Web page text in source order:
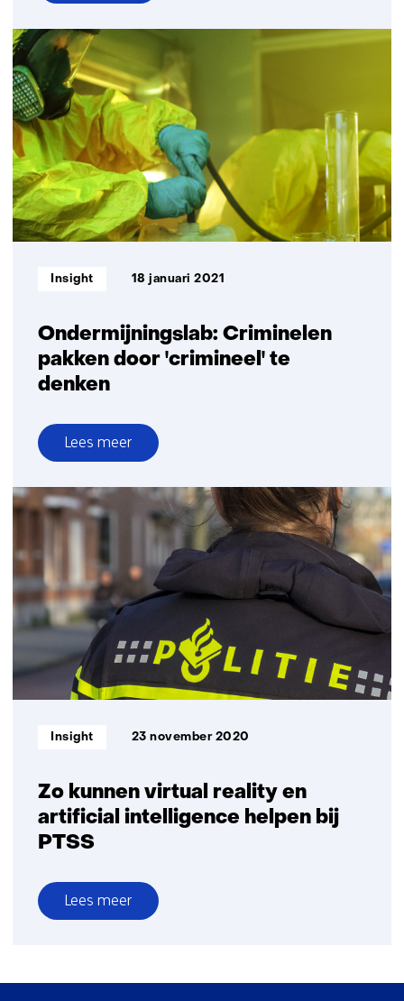
over
Een
weerbare
samenleving:
hoe
werkt
dat
voor
jou?
Ondermijningslab: Criminelen
pakken door 'crimineel' te
denken
Informatietype:
Insight 18 januari 2021
Lees meer
over
Ondermijningslab:
Criminelen
pakken
'crimineel'
te
denken
Zo kunnen virtual reality en
artificial intelligence helpen bij
PTSS
Informatietype:
Insight 23 november 2020
Lees meer
over
virtual